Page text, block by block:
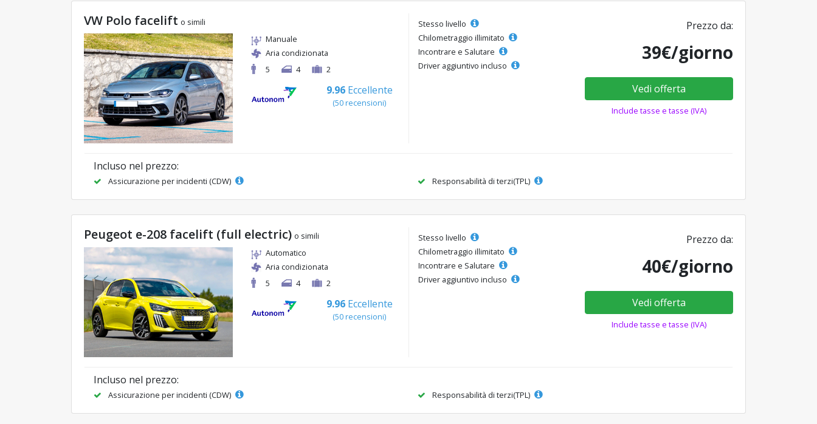
VW Polo facelift o simili
Manuale
Aria condizionata
5
4 2
9.96 Eccellente
(50 recensioni)
Stesso livello
Chilometraggio illimitato
Incontrare e Salutare
Driver aggiuntivo incluso
Prezzo da:
39€/giorno
Vedi offerta
Include tasse e tasse (IVA)
Incluso nel prezzo:
Assicurazione per incidenti (CDW) Responsabilità di terzi(TPL)
Peugeot e-208 facelift (full electric) o simili
Automatico
Aria condizionata
5
4 2
9.96 Eccellente
(50 recensioni)
Stesso livello
Chilometraggio illimitato
Incontrare e Salutare
Driver aggiuntivo incluso
Prezzo da:
40€/giorno
Vedi offerta
Include tasse e tasse (IVA)
Incluso nel prezzo:
Assicurazione per incidenti (CDW) Responsabilità di terzi(TPL)